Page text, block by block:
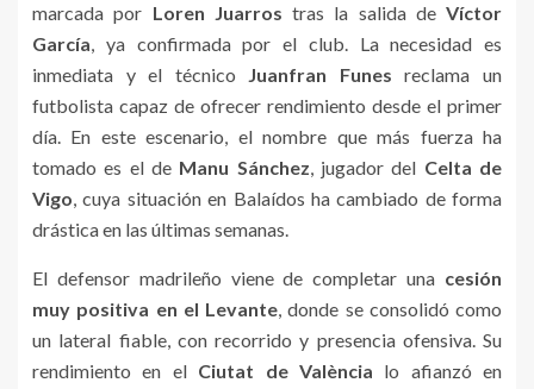
marcada por Loren Juarros tras la salida de Víctor
García, ya confirmada por el club. La necesidad es
inmediata y el técnico Juanfran Funes reclama un
futbolista capaz de ofrecer rendimiento desde el primer
día. En este escenario, el nombre que más fuerza ha
tomado es el de Manu Sánchez, jugador del Celta de
Vigo, cuya situación en Balaídos ha cambiado de forma
drástica en las últimas semanas.
El defensor madrileño viene de completar una cesión
muy positiva en el Levante, donde se consolidó como
un lateral fiable, con recorrido y presencia ofensiva. Su
rendimiento en el Ciutat de València lo afianzó en